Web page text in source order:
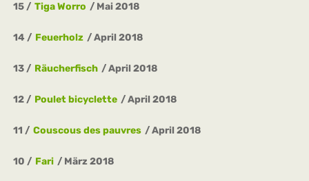
15 Tiga Worro Mai 2018
14 Feuerholz April 2018
13 Räucherfisch April 2018
12 Poulet bicyclette April 2018
11 Couscous des pauvres April 2018
10 Fari März 2018